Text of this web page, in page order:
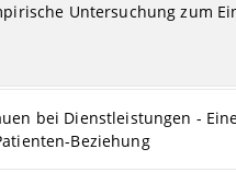
Untersuchung zum
bei Dienstleistungen -
Beziehung